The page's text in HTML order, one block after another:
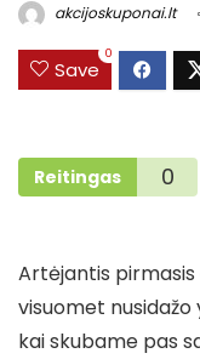
akcijoskuponai.lt
Save
0
Reitingas 0
Artėjantis pirmasis
visuomet
kai skubame pas